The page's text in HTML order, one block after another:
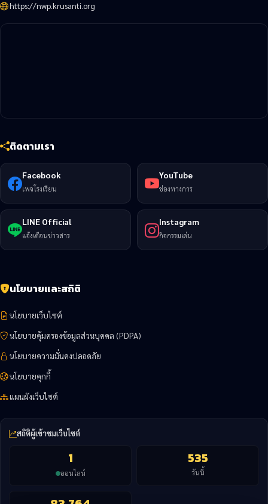
https://nwp.krusanti.org
ติดตามเรา
Facebook
เพจโรงเรียน
YouTube
ช่องทางการ
LINE Official
แจ้งเตือนข่าวสาร
Instagram
กิจกรรมเด่น
นโยบายและสถิติ
นโยบายเว็บไซต์
นโยบายคุ้มครองข้อมูลส่วนบุคคล (PDPA)
นโยบายความมั่นคงปลอดภัย
นโยบายคุกกี้
แผนผังเว็บไซต์
สถิติผู้เข้าชมเว็บไซต์
1
ออนไลน์
535
วันนี้